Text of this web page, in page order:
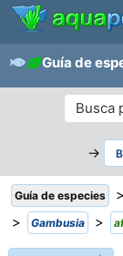
Guía de
→
Guía de especies >
> Gambusia >